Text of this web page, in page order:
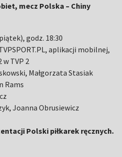
mecz Polska – Chiny
godz. 18:30
aplikacji mobilnej,
w TVP 2
Małgorzata Stasiak
Rams
Joanna Obrusiewicz
Polski piłkarek ręcznych.